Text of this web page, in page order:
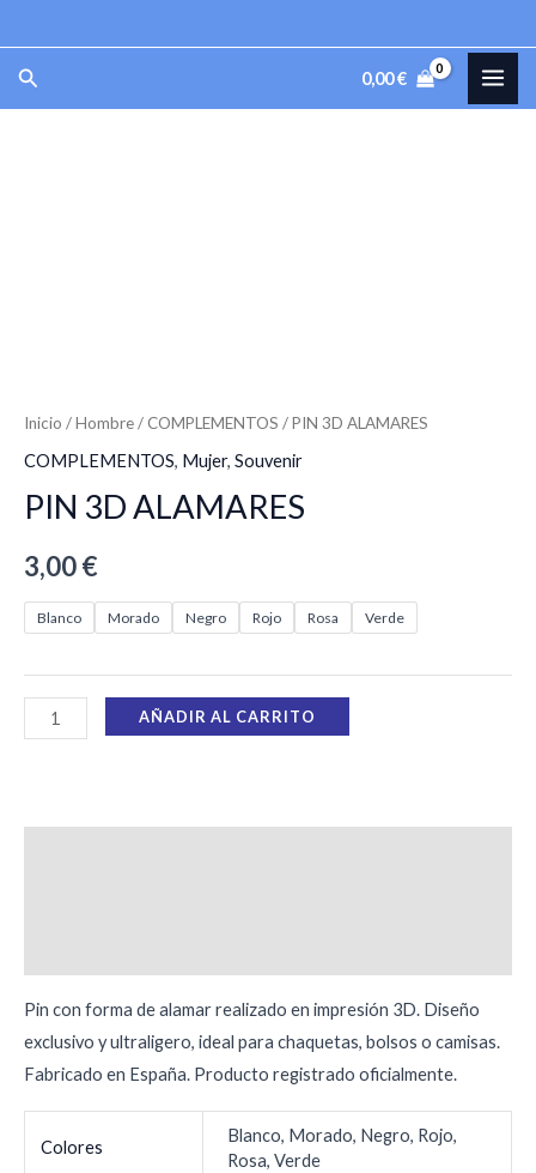
al
contenido
Buscar 0,00€
Inicio /Hombre/ COMPLEMENTOS / PIN 3D ALAMARES
COMPLEMENTOS, Mujer, Souvenir
PIN 3D ALAMARES
3,00€
Blanco Morado Negro Rojo Rosa Verde
AÑADIR AL CARRITO
Pin con forma de alamar realizado en impresión 3D. Diseño
exclusivo y ultraligero, ideal para chaquetas, bolsos o camisas.
Fabricado en España. Producto registrado oficialmente.
Colores
Blanco, Morado, Negro, Rojo,
Rosa, Verde